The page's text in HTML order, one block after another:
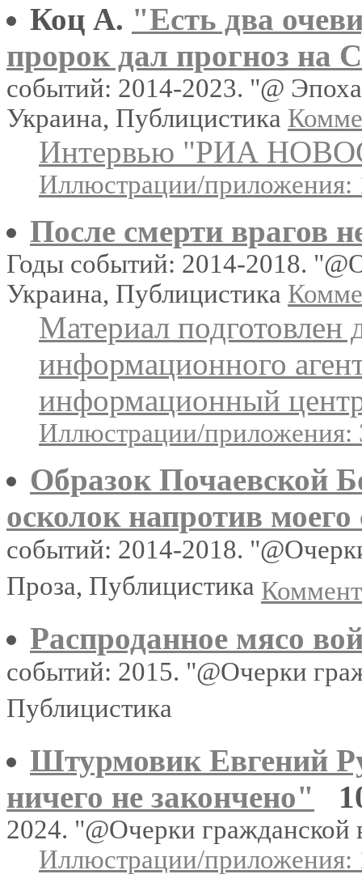
Коц А. "Есть два
пророк дал прогноз на
событий: 2014-2023. "@
Украина, Публицистика
Интервью "РИА
Иллюстрации/приложения:
После смерти врагов
Годы событий: 2014-2018.
Украина, Публицистика
Материал подготовлен
информационного
информационный
Иллюстрации/приложения:
Образок Почаевской
осколок напротив моего
событий: 2014-2018.
Проза, Публицистика
Распроданное мясо
событий: 2015. "@Очерки
Публицистика
Штурмовик Евгений
ничего не закончено"
2024. "@Очерки
Иллюстрации/приложения: